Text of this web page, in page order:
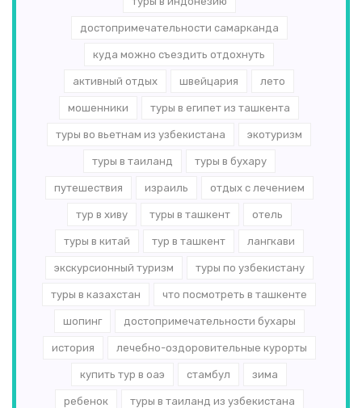
достопримечательности самарканда
куда можно съездить отдохнуть
активный отдых швейцария лето
мошенники туры в египет из ташкента
туры во вьетнам из узбекистана экотуризм
туры в таиланд туры в бухару
путешествия израиль отдых с лечением
тур в хиву туры в ташкент отель
туры в китай тур в ташкент лангкави
экскурсионный туризм туры по узбекистану
туры в казахстан что посмотреть в ташкенте
шопинг достопримечательности бухары
история лечебно-оздоровительные курорты
купить тур в оаэ стамбул зима
ребенок туры в таиланд из узбекистана